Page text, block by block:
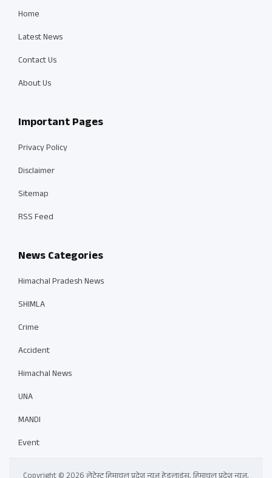
Home
Latest News
Contact Us
About Us
Important Pages
Privacy Policy
Disclaimer
Sitemap
RSS Feed
News Categories
Himachal Pradesh News
SHIMLA
Crime
Accident
Himachal News
UNA
MANDI
Event